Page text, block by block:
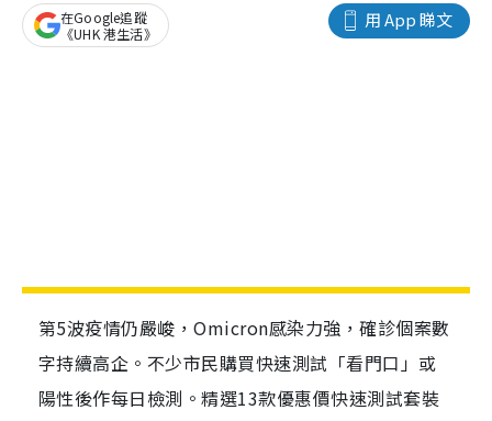
用 App 睇文
在Google追蹤
《UHK 港生活》
第5波疫情仍嚴峻，Omicron感染力強，確診個案數
字持續高企。不少市民購買快速測試「看門口」或
陽性後作每日檢測。精選13款優惠價快速測試套裝